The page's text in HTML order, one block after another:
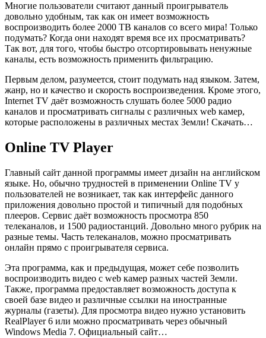
Многие пользователи считают данный проигрыватель
довольно удобным, так как он имеет возможность
воспроизводить более 2000 ТВ каналов со всего мира! Только
подумать? Когда они находят время все их просматривать?
Так вот, для того, чтобы быстро отсортировывать ненужные
каналы, есть возможность применить фильтрацию.
Первым делом, разумеется, стоит подумать над языком. Затем,
жанр, но и качество и скорость воспроизведения. Кроме этого,
Internet TV даёт возможность слушать более 5000 радио
каналов и просматривать сигналы с различных web камер,
которые расположены в различных местах Земли! Скачать…
Online TV Player
Главный сайт данной программы имеет дизайн на английском
языке. Но, обычно трудностей в применении Online TV у
пользователей не возникает, так как интерфейс данного
приложения довольно простой и типичный для подобных
плееров. Сервис даёт возможность просмотра 850
телеканалов, и 1500 радиостанций. Довольно много рубрик на
разные темы. Часть телеканалов, можно просматривать
онлайн прямо с проигрывателя сервиса.
Эта программа, как и предыдущая, может себе позволить
воспроизводить видео с web камер разных частей Земли.
Также, программа предоставляет возможность доступа к
своей базе видео и различные ссылки на иностранные
журналы (газеты). Для просмотра видео нужно установить
RealPlayer 6 или можно просматривать через обычный
Windows Media 7. Официальный сайт…